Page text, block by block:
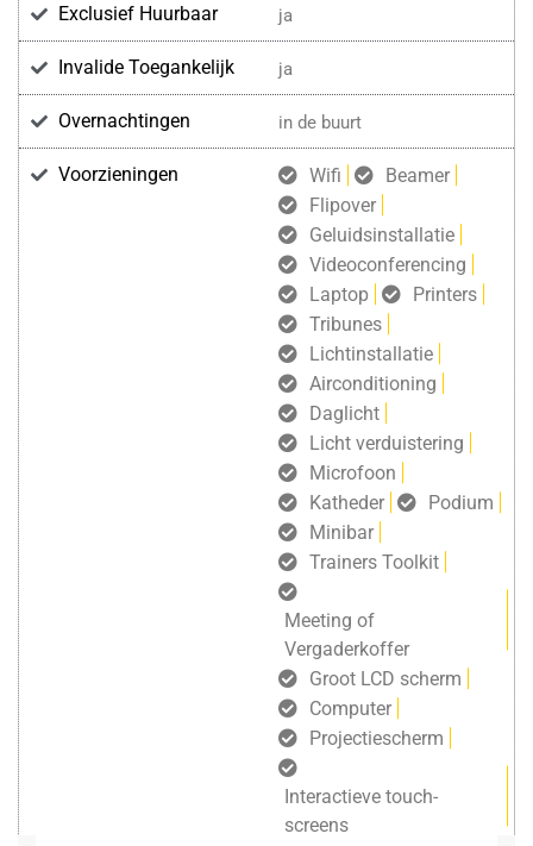
Exclusief Huurbaar ja
Invalide Toegankelijk ja
Overnachtingen in de buurt
Voorzieningen Wifi
Beamer
Flipover
Geluidsinstallatie
Videoconferencing
Laptop
Printers
Tribunes
Lichtinstallatie
Airconditioning
Daglicht
Licht verduistering
Microfoon
Katheder
Podium
Minibar
Trainers Toolkit
Meeting of
Vergaderkoffer
Groot LCD scherm
Computer
Projectiescherm
Interactieve touch-
screens